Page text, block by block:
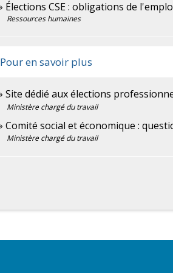
Élections CSE : obligations de
Ressources humaines
Pour en savoir plus
Site dédié aux élections
Ministère chargé du travail
Comité social et économique :
Ministère chargé du travail